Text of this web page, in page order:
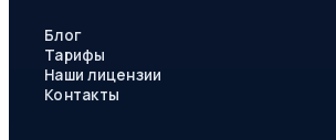
Блог
Тарифы
Наши лицензии
Контакты